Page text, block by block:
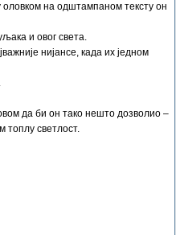
оловком на одштампаном тексту он
и овог света.
нијансе, када их једном
да би он тако нешто дозволио –
топлу светлост.